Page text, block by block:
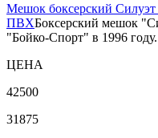
Мешок боксерский
ПВХБоксерский мешок
"Бойко-Спорт" в 1996
ЦЕНА
42500
31875